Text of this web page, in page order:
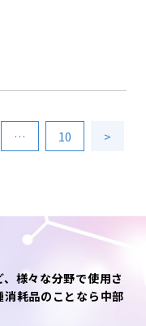
… 10 >
様々な分野で使用さ
耗品のことなら中部